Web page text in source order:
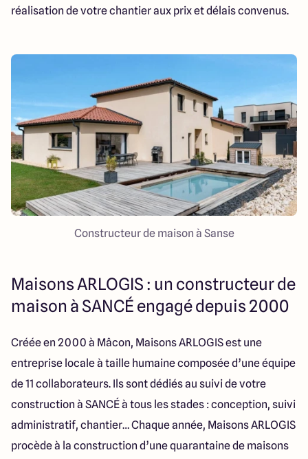
réalisation de votre chantier aux prix et délais convenus.
Constructeur de maison à Sanse
Maisons ARLOGIS : un constructeur de
maison à SANCÉ engagé depuis 2000
Créée en 2000 à Mâcon, Maisons ARLOGIS est une
entreprise locale à taille humaine composée d’une équipe
de 11 collaborateurs. Ils sont dédiés au suivi de votre
construction à SANCÉ à tous les stades : conception, suivi
administratif, chantier… Chaque année, Maisons ARLOGIS
procède à la construction d’une quarantaine de maisons